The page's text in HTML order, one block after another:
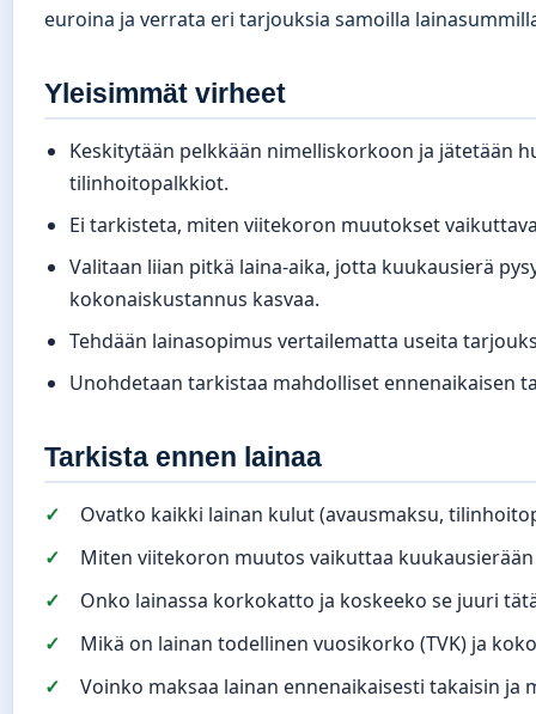
euroina ja verrata eri tarjouksia samoilla
Yleisimmät virheet
Keskitytään pelkkään nimelliskorkoon ja jätetään
tilinhoitopalkkiot.
Ei tarkisteta, miten viitekoron muutokset
Valitaan liian pitkä laina-aika, jotta kuukausierä
kokonaiskustannus kasvaa.
Tehdään lainasopimus vertailematta useita
Unohdetaan tarkistaa mahdolliset ennenaikaisen
Tarkista ennen lainaa
Ovatko kaikki lainan kulut (avausmaksu,
Miten viitekoron muutos vaikuttaa
Onko lainassa korkokatto ja koskeeko se juuri
Mikä on lainan todellinen vuosikorko (TVK) ja
Voinko maksaa lainan ennenaikaisesti takaisin ja